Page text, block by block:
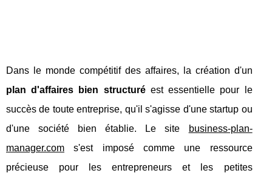
Dans le monde compétitif des affaires, la création d'un
plan d'affaires bien structuréest essentielle pour le
succès de toute entreprise, qu'il s'agisse d'une startup ou
d'une société bien établie. Le site
business-plan-
manager.com s'est imposé comme une ressource
précieuse pour les entrepreneurs et les petites